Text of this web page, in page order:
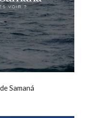
Samaná